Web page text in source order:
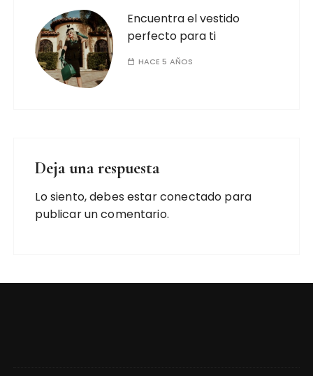
Encuentra el vestido
perfecto para ti
HACE 5 AÑOS
Deja una respuesta
Lo siento, debes estarconectado para
publicar un comentario.